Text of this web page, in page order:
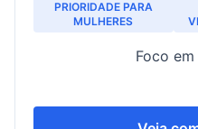
PRIORIDADE PARA
MULHERES
Foco